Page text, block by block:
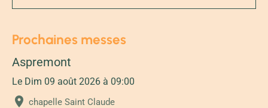
Prochaines messes
Aspremont
Le Dim 09 août 2026 à 09:00
chapelle Saint Claude